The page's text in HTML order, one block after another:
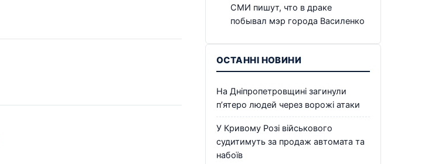
СМИ пишут, что в драке
побывал мэр города Василенко
ОСТАННІ НОВИНИ
На Дніпропетровщині загинули
п’ятеро людей через ворожі атаки
У Кривому Розі військового
судитимуть за продаж автомата та
набоїв